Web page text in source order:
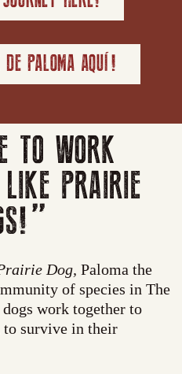
DE PALOMA AQUÍ!
TO WORK
PRAIRIE
Dog,Paloma the
of species in The
work together to
to survive in their